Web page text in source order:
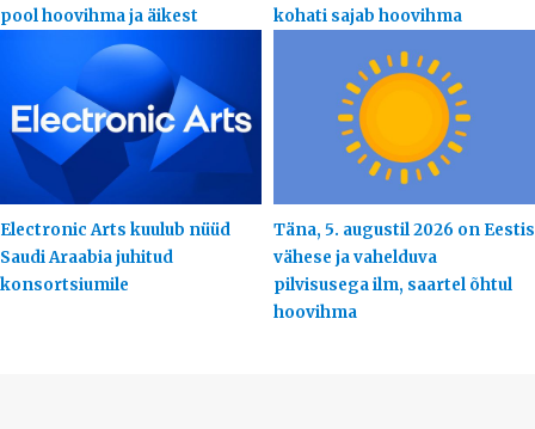
pool hoovihma ja äikest
kohati sajab hoovihma
Electronic Arts kuulub nüüd
Saudi Araabia juhitud
konsortsiumile
Täna, 5. augustil 2026 on Eestis
vähese ja vahelduva
pilvisusega ilm, saartel õhtul
hoovihma